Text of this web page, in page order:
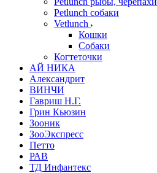
Petlunch собаки
Vetlunch
Кошки
Собаки
Когтеточки
АЙ НИКА
Александрит
ВИНЧИ
Гавриш Н.Г.
Грин Кьюзин
Зооник
ЗооЭкспресс
Петто
РАВ
ТД Инфантекс